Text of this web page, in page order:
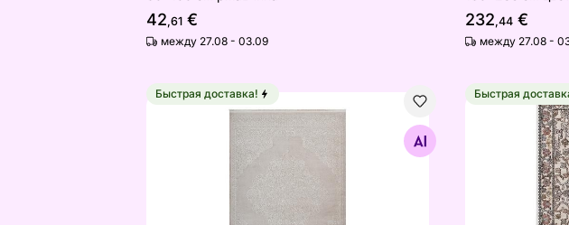
42,61 €
между 27.08 - 03.09
232,44 €
между 27.08 -
Ковер Triomphe Beige 160x230 см
Найдите похожие
Быстрая доставка!
Ковер Narma
Быстрая